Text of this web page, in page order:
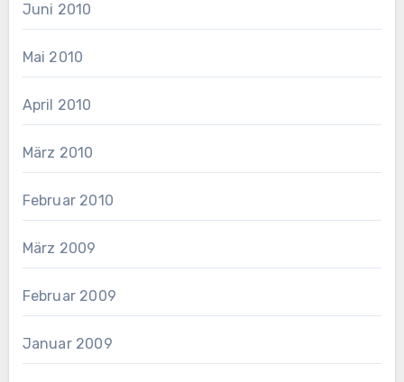
Juni 2010
Mai 2010
April 2010
März 2010
Februar 2010
März 2009
Februar 2009
Januar 2009